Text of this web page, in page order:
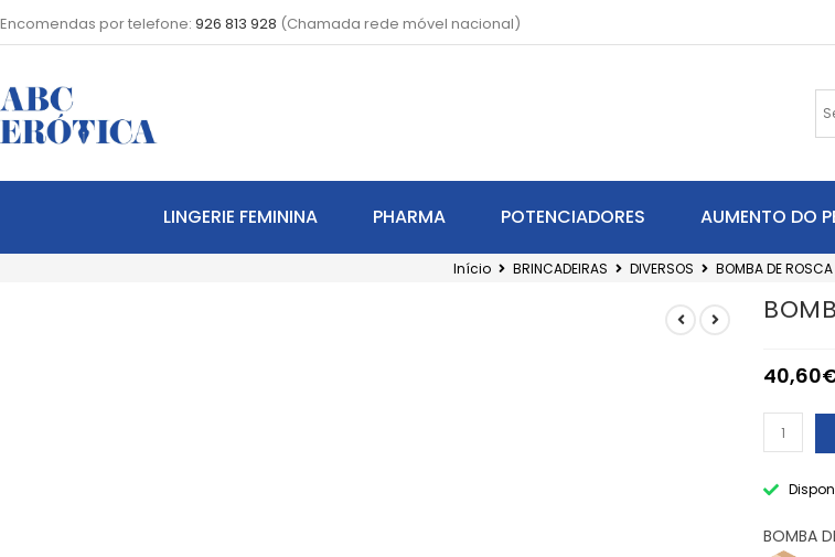
Encomendas por telefone: 926 813 928 (Chamada rede móvel nacional)
LINGERIE FEMININA PHARMA POTENCIADORES AUMENTO DO
Início BRINCADEIRAS DIVERSOS BOMBA DE
40,60
BOMBA